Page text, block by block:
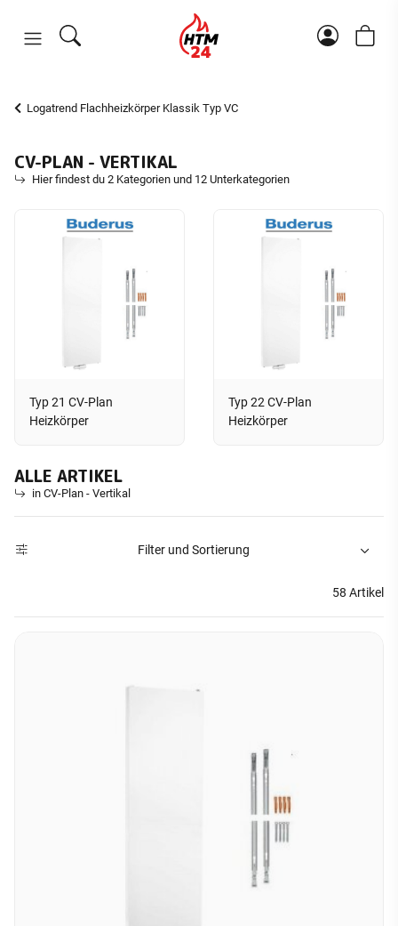
Logatrend Flachheizkörper Klassik Typ VC
CV-PLAN - VERTIKAL
Hier findest du 2 Kategorien und 12 Unterkategorien
Typ 21 CV-Plan
Heizkörper
Typ 22 CV-Plan
Heizkörper
ALLE ARTIKEL
in CV-Plan - Vertikal
Filter und Sortierung
58 Artikel